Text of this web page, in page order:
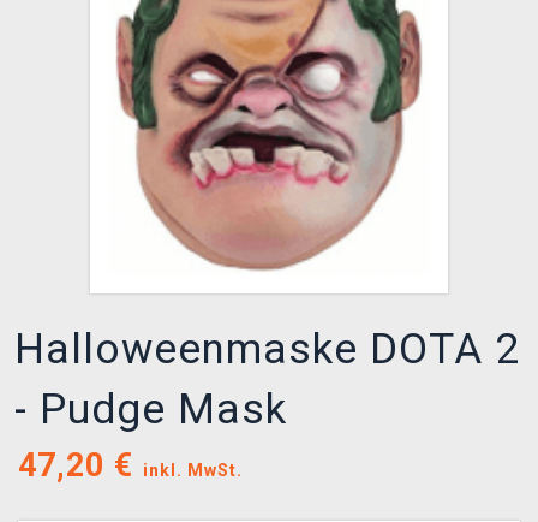
XZONE CLUB
Halloweenmaske DOTA 2
- Pudge Mask
47,20 € inkl. MwSt.